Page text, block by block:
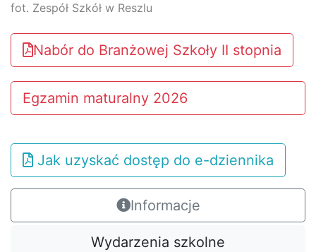
fot. Zespół Szkół w Reszlu
Nabór do Branżowej Szkoły II stopnia
Egzamin maturalny 2026
Jak uzyskać dostęp do e-dziennika
Informacje
Wydarzenia szkolne